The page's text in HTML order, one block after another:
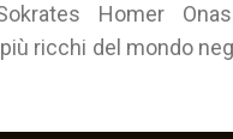
Homer
ricchi del mondo